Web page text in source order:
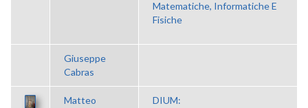
Matematiche, Informatiche E
Fisiche
Giuseppe
Cabras
Matteo
DIUM: